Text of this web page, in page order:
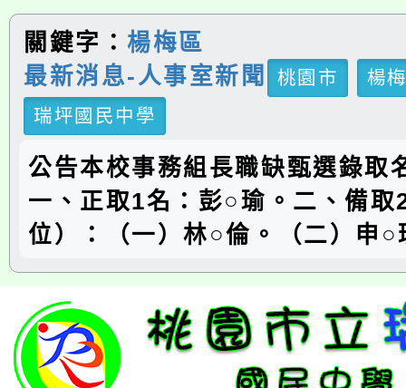
關鍵字： 楊梅區
最新消息-人事室新聞
桃園市
楊
瑞坪國民中學
公告本校事務組長職缺甄選錄取
一、正取1名：彭○瑜。二、備取
位）：（一）林○倫。（二）申○